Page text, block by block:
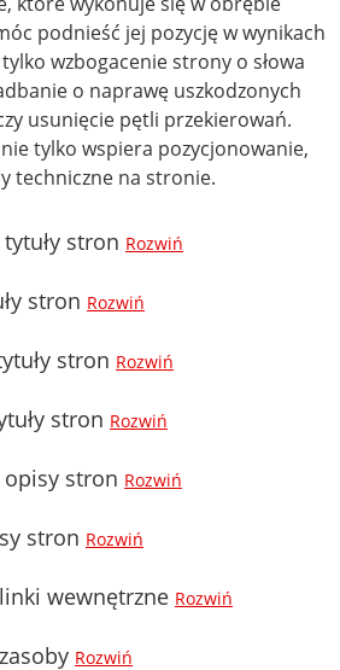
podnieść jej pozycję w wynikach
wzbogacenie strony o słowa
o naprawę uszkodzonych
usunięcie pętli przekierowań.
tylko wspiera pozycjonowanie,
techniczne na stronie.
stron Rozwiń
stron Rozwiń
stron Rozwiń
stron Rozwiń
opisy stron Rozwiń
stron Rozwiń
wewnętrzne Rozwiń
Rozwiń